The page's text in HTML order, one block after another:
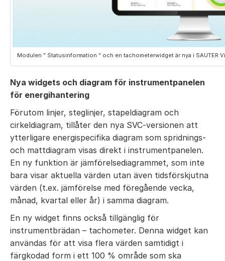
Modulen ” Statusinformation ” och en tachometerwidget är nya i SAUTER
Nya widgets och diagram för instrumentpanelen
för energihantering
Förutom linjer, steglinjer, stapeldiagram och
cirkeldiagram, tillåter den nya SVC-versionen att
ytterligare energispecifika diagram som spridnings-
och mattdiagram visas direkt i instrumentpanelen.
En ny funktion är jämförelsediagrammet, som inte
bara visar aktuella värden utan även tidsförskjutna
värden (t.ex. jämförelse med föregående vecka,
månad, kvartal eller år) i samma diagram.
En ny widget finns också tillgänglig för
instrumentbrädan – tachometer. Denna widget kan
användas för att visa flera värden samtidigt i
färgkodad form i ett 100 % område som ska